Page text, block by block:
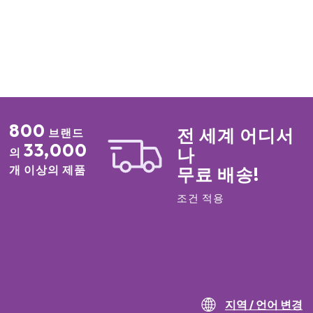
800 브랜드
의 33,000
개 이상의 제품
전 세계 어디서
나
무료 배송!
조건 적용
지역 / 언어 변경